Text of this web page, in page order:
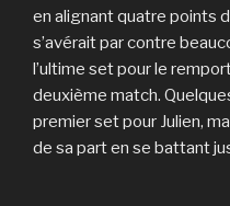
en alignant quatre points
s’avérait par contre
l’ultime set pour le
deuxième match.
premier set pour Julien,
de sa part en se battant